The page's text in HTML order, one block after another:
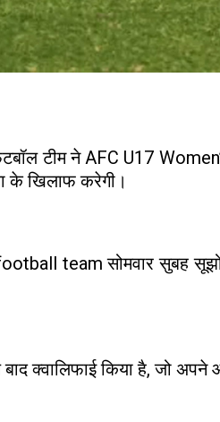
टीम ने AFC U17
के खिलाफ करेगी।
team सोमवार सुबह सूझो
क्वालिफाई किया है, जो